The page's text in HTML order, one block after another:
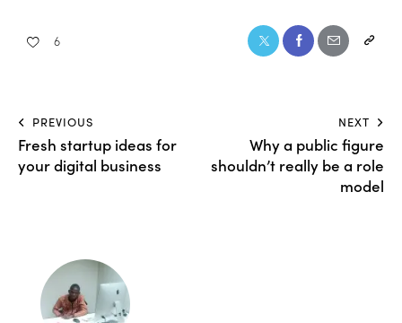
6
PREVIOUS
Fresh startup ideas for
your digital business
NEXT
Why a public figure
shouldn’t really be a role
model